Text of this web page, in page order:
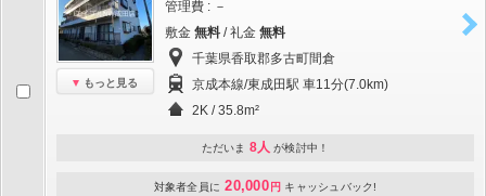
もっと見る
管理費 : －
敷金 無料 / 礼金 無料
千葉県香取郡多古町間倉
京成本線/東成田駅 車11分(7.0km)
2K / 35.8m²
ただいま 8人 が検討中！
対象者全員に 20,000 円 キャッシュバック!